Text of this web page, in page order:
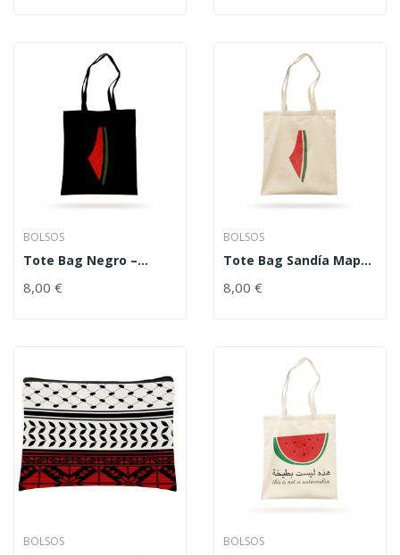
BOLSOS
Tote Bag Negro –
8,00 €
BOLSOS
Tote Bag Sandía Mapa
8,00 €
BOLSOS BOLSOS